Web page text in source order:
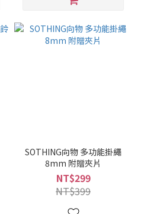
SOTHING向物 多功能掛繩
8mm 附贈夾片
NT$299
NT$399